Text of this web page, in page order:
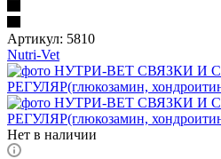
Артикул: 5810
Nutri-Vet
Нет в наличии